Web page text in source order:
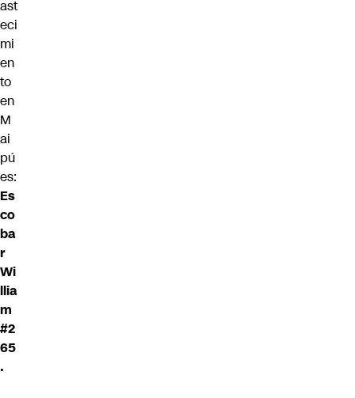
ast
eci
mi
en
to
en
M
ai
pú
es:
Es
co
ba
r
Wi
llia
m
#2
65
.